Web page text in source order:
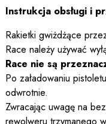
Instrukcja obsługi i
Rakietki gwiżdżące
Race należy używać
Race nie są
Po załadowaniu
odwrotnie.
Zwracając uwagę na